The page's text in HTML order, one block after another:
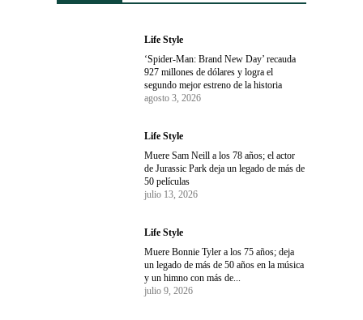
Life Style
‘Spider-Man: Brand New Day’ recauda
927 millones de dólares y logra el
segundo mejor estreno de la historia
agosto 3, 2026
Life Style
Muere Sam Neill a los 78 años; el actor
de Jurassic Park deja un legado de más de
50 películas
julio 13, 2026
Life Style
Muere Bonnie Tyler a los 75 años; deja
un legado de más de 50 años en la música
y un himno con más de...
julio 9, 2026